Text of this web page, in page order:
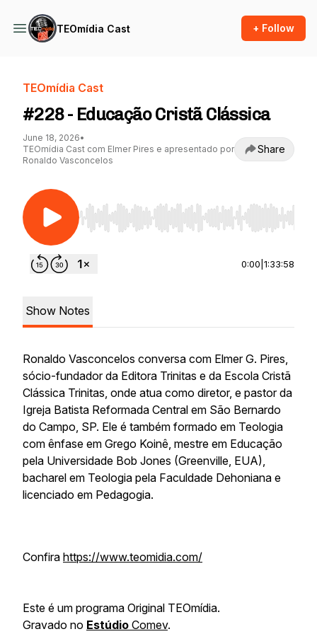
TEOmídia Cast + Follow
TEOmídia Cast
#228 - Educação Cristã Clássica
June 18, 2026•
TEOmídia Cast com Elmer Pires e apresentado por
Ronaldo Vasconcelos
Share
Use Left/Right to seek, Home/End to jump to
0:00 1:33:58
Show Notes
Ronaldo Vasconcelos conversa com Elmer G. Pires,
sócio-fundador da Editora Trinitas e da Escola Cristã
Clássica Trinitas, onde atua como diretor, e pastor da
Igreja Batista Reformada Central em São Bernardo
do Campo, SP. Ele é também formado em Teologia
com ênfase em Grego Koinê, mestre em Educação
pela Universidade Bob Jones (Greenville, EUA),
bacharel em Teologia pela Faculdade Dehoniana e
licenciado em Pedagogia.
Confira https://www.teomidia.com/
Este é um programa Original TEOmídia.
Gravado no Estúdio Comev.